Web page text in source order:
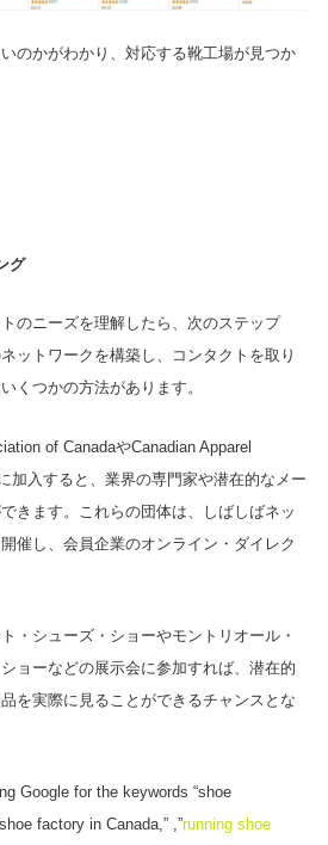
のかがわかり、対応する靴工場が見つか
グ
のニーズを理解したら、次のステップ
ットワークを構築し、コンタクトを取り
くつかの方法があります。
of CanadaやCanadian Apparel
加入すると、業界の専門家や潜在的なメー
きます。これらの団体は、しばしばネッ
催し、会員企業のオンライン・ダイレク
・シューズ・ショーやモントリオール・
ョーなどの展示会に参加すれば、潜在的
を実際に見ることができるチャンスとな
Google for the keywords “shoe
factory in Canada,” ,”running shoe